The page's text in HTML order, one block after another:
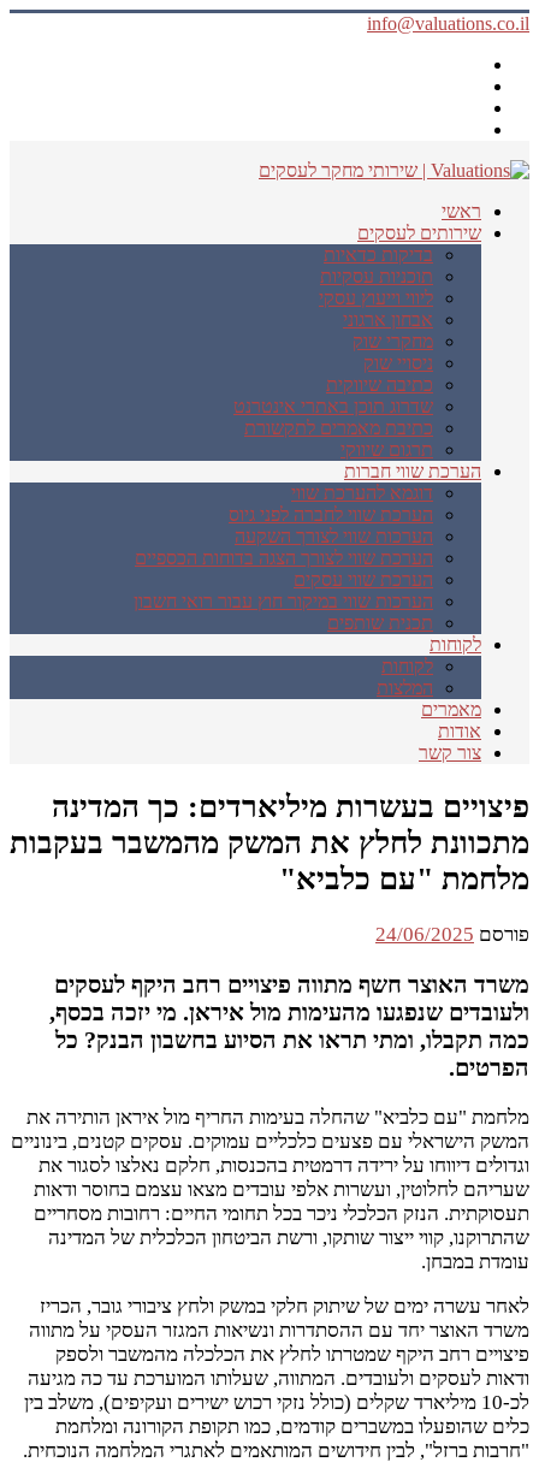
info@valuations.co.il
ראשי
שירותים לעסקים
בדיקות כדאיות
תוכניות עסקיות
ליווי וייעוץ עסקי
אבחון ארגוני
מחקרי שוק
ניסויי שוק
כתיבה שיווקית
שדרוג תוכן באתרי אינטרנט
כתיבת מאמרים לתקשורת
תרגום שיווקי
הערכת שווי חברות
דוגמא להערכת שווי
הערכת שווי לחברה לפני גיוס
הערכות שווי לצורך השקעה
הערכת שווי לצורך הצגה בדוחות הכספיים
הערכת שווי עסקים
הערכות שווי במיקור חוץ עבור רואי חשבון
תכנית שותפים
לקוחות
לקוחות
המלצות
מאמרים
אודות
צור קשר
פיצויים בעשרות מיליארדים: כך המדינה
מתכוונת לחלץ את המשק מהמשבר בעקבות
מלחמת "עם כלביא"
פורסם 24/06/2025
משרד האוצר חשף מתווה פיצויים רחב היקף לעסקים
ולעובדים שנפגעו מהעימות מול איראן. מי יזכה בכסף,
כמה תקבלו, ומתי תראו את הסיוע בחשבון הבנק? כל
הפרטים.
מלחמת "עם כלביא" שהחלה בעימות החריף מול איראן הותירה את
המשק הישראלי עם פצעים כלכליים עמוקים. עסקים קטנים, בינוניים
וגדולים דיווחו על ירידה דרמטית בהכנסות, חלקם נאלצו לסגור את
שעריהם לחלוטין, ועשרות אלפי עובדים מצאו עצמם בחוסר ודאות
תעסוקתית. הנזק הכלכלי ניכר בכל תחומי החיים: רחובות מסחריים
שהתרוקנו, קווי ייצור שותקו, ורשת הביטחון הכלכלית של המדינה
עומדת במבחן.
לאחר עשרה ימים של שיתוק חלקי במשק ולחץ ציבורי גובר, הכריז
משרד האוצר יחד עם ההסתדרות ונשיאות המגזר העסקי על מתווה
פיצויים רחב היקף שמטרתו לחלץ את הכלכלה מהמשבר ולספק
ודאות לעסקים ולעובדים. המתווה, שעלותו המוערכת עד כה מגיעה
לכ-10 מיליארד שקלים (כולל נזקי רכוש ישירים ועקיפים), משלב בין
כלים שהופעלו במשברים קודמים, כמו תקופת הקורונה ומלחמת
"חרבות ברזל", לבין חידושים המותאמים לאתגרי המלחמה הנוכחית.